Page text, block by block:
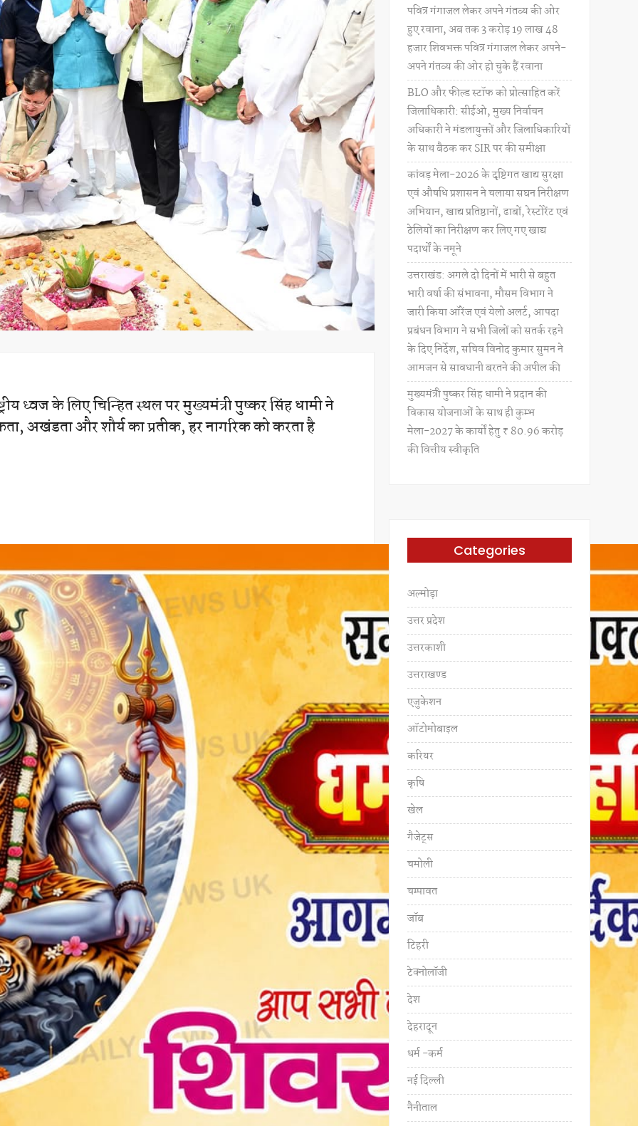
ध्वज के लिए चिन्हित स्थल पर मुख्यमंत्री पुष्कर सिंह धामी ने
अखंडता और शौर्य का प्रतीक, हर नागरिक को करता है
पवित्र गंगाजल लेकर अपने गंतव्य की ओर
हुए रवाना, अब तक 3 करोड़ 19 लाख 48
हजार शिवभक्त पवित्र गंगाजल लेकर अपने-
अपने गंतव्य की ओर हो चुके हैं रवाना
BLO और फील्ड स्टॉफ को प्रोत्साहित करें
जिलाधिकारी: सीईओ, मुख्य निर्वाचन
अधिकारी ने मंडलायुक्तों और जिलाधिकारियों
के साथ बैठक कर SIR पर की समीक्षा
कांवड़ मेला-2026 के दृष्टिगत खाद्य सुरक्षा
एवं औषधि प्रशासन ने चलाया सघन निरीक्षण
अभियान, खाद्य प्रतिष्ठानों, ढाबों, रेस्टोरेंट एवं
ठेलियों का निरीक्षण कर लिए गए खाद्य
पदार्थों के नमूने
उत्तराखंड: अगले दो दिनों में भारी से बहुत
भारी वर्षा की संभावना, मौसम विभाग ने
जारी किया ऑरेंज एवं येलो अलर्ट, आपदा
प्रबंधन विभाग ने सभी जिलों को सतर्क रहने
के दिए निर्देश, सचिव विनोद कुमार सुमन ने
आमजन से सावधानी बरतने की अपील की
मुख्यमंत्री पुष्कर सिंह धामी ने प्रदान की
विकास योजनाओं के साथ ही कुम्भ
मेला-2027 के कार्यों हेतु ₹ 80.96 करोड़
की वित्तीय स्वीकृति
Categories
अल्मोड़ा
उत्तर प्रदेश
उत्तरकाशी
उत्तराखण्ड
एजुकेशन
ऑटोमोबाइल
करियर
कृषि
खेल
गैजेट्स
चमोली
चम्पावत
जॉब
टिहरी
टेक्नोलॉजी
देश
देहरादून
धर्म -कर्म
नई दिल्ली
नैनीताल